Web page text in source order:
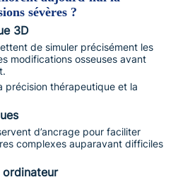
sévères ?
3D
de simuler précisément les
modifications osseuses avant
précision thérapeutique et la
d’ancrage pour faciliter
complexes auparavant difficiles
ordinateur